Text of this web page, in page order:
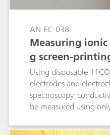
AN-EC-038
Measuring
g screen-
Using disposable
electrodes and
spectroscopy,
be measured using